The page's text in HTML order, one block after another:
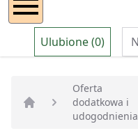
Ulubione (0)
Strona główna
Oferta
dodatkowa i
udogodnienia